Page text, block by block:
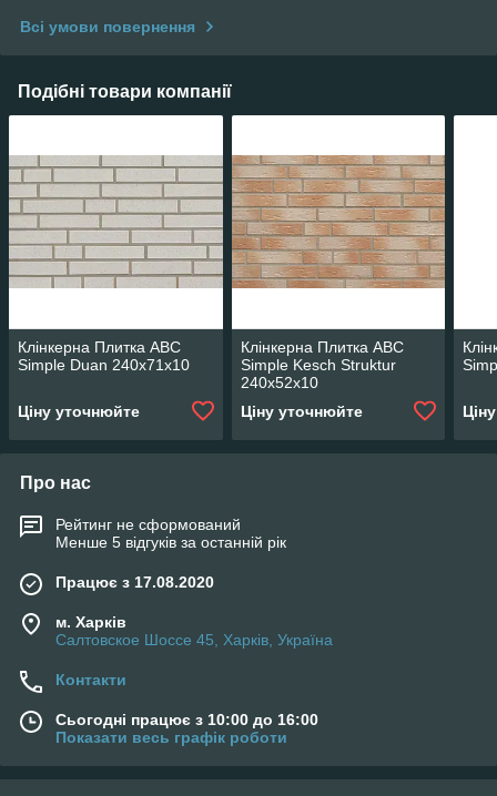
Всі умови повернення
Подібні товари компанії
Клінкерна Плитка ABC
Simple Duan 240х71х10
Ціну уточнюйте
Клінкерна Плитка ABC
Simple Kesch Struktur
240х52х10
Ціну уточнюйте
Про нас
Рейтинг не сформований
Менше 5 відгуків за останній рік
Працює з 17.08.2020
м. Харків
Салтовское Шоссе 45, Харків, Україна
Контакти
Сьогодні працює з 10:00 до 16:00
Показати весь графік роботи